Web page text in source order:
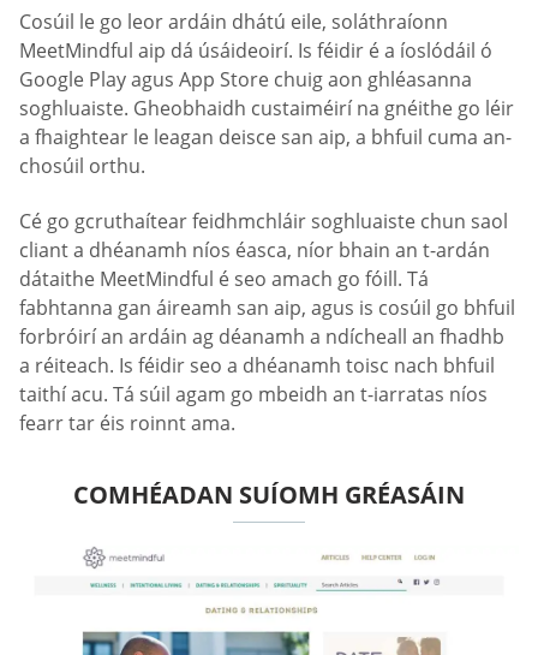
Cosúil le go leor ardáin dhátú eile, soláthraíonn
MeetMindful aip dá úsáideoirí. Is féidir é a íoslódáil ó
Google Play agus App Store chuig aon ghléasanna
soghluaiste. Gheobhaidh custaiméirí na gnéithe go léir
a fhaightear le leagan deisce san aip, a bhfuil cuma an-
chosúil orthu.
Cé go gcruthaítear feidhmchláir soghluaiste chun saol
cliant a dhéanamh níos éasca, níor bhain an t-ardán
dátaithe MeetMindful é seo amach go fóill. Tá
fabhtanna gan áireamh san aip, agus is cosúil go bhfuil
forbróirí an ardáin ag déanamh a ndícheall an fhadhb
a réiteach. Is féidir seo a dhéanamh toisc nach bhfuil
taithí acu. Tá súil agam go mbeidh an t-iarratas níos
fearr tar éis roinnt ama.
COMHÉADAN SUÍOMH GRÉASÁIN